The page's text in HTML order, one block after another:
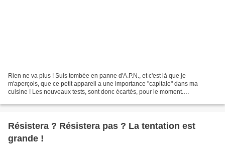
Rien ne va plus ! Suis tombée en panne d'A.P.N., et c'est là que je
m'aperçois, que ce petit appareil a une importance "capitale" dans ma
cuisine ! Les nouveaux tests, sont donc écartés, pour le moment.
Résistera ? Résistera pas ? La tentation est
grande !